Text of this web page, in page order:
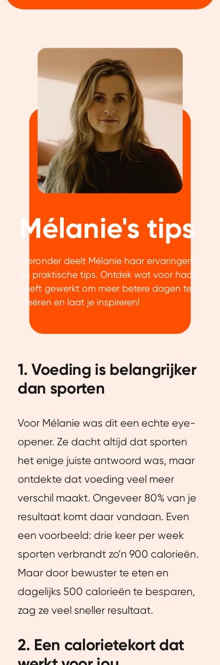
Mélanie's tips
Hieronder deelt Mélanie haar ervaringen
en praktische tips. Ontdek wat voor haar
heeft gewerkt om meer betere dagen te
creëren en laat je inspireren!
1. Voeding is belangrijker
dan sporten
Voor Mélanie was dit een echte eye-
opener. Ze dacht altijd dat sporten
het enige juiste antwoord was, maar
ontdekte dat voeding veel meer
verschil maakt. Ongeveer 80% van je
resultaat komt daar vandaan. Even
een voorbeeld: drie keer per week
sporten verbrandt zo’n 900 calorieën.
Maar door bewuster te eten en
dagelijks 500 calorieën te besparen,
zag ze veel sneller resultaat.
2. Een calorietekort dat